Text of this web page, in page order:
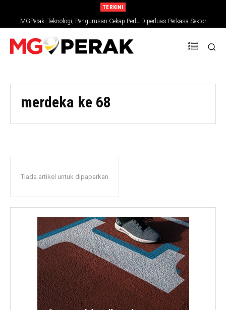
TERKINI
MGPerak: Teknologi, Pengurusan Cekap Perlu Diperluas Perkasa Sektor
Pertanian
merdeka ke 68
Tiada artikel untuk dipaparkan